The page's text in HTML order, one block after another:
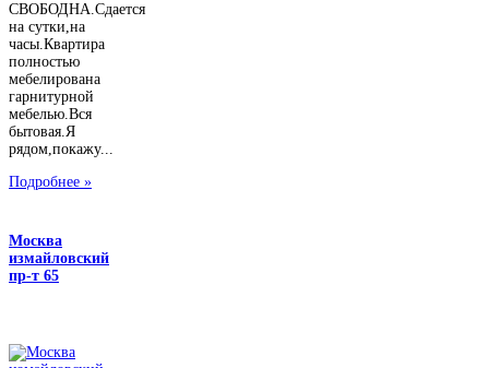
СВОБОДНА.Сдается
на сутки,на
часы.Квартира
полностью
мебелирована
гарнитурной
мебелью.Вся
бытовая.Я
рядом,покажу...
Подробнее »
Москва
измайловский
пр-т 65